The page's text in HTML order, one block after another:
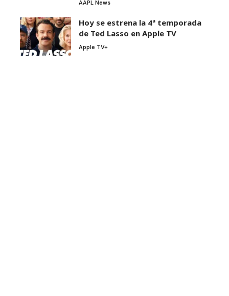
AAPL News
Hoy se estrena la 4ª temporada
de Ted Lasso en Apple TV
Apple TV+